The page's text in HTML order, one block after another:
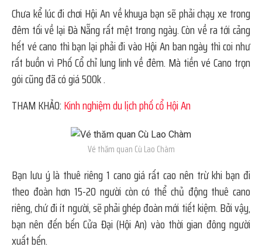
Chưa kể lúc đi chơi Hội An về khuya bạn sẽ phải chạy xe trong
đêm tối về lại Đà Nẵng rất mệt trong ngày. Còn về ra tới cảng
hết vé cano thì bạn lại phải đi vào Hội An ban ngày thì coi như
rất buồn vì Phố Cổ chỉ lung linh về đêm. Mà tiền vé Cano trọn
gói cũng đã có giá 500k .
THAM KHẢO: Kinh nghiệm du lịch phố cổ Hội An
Vé thăm quan Cù Lao Chàm
Bạn lưu ý là thuê riêng 1 cano giá rất cao nên trừ khi bạn đi
theo đoàn hơn 15-20 người còn có thể chủ động thuê cano
riêng, chứ đi ít người, sẽ phải ghép đoàn mới tiết kiệm. Bởi vậy,
bạn nên đến bến Cửa Đại (Hội An) vào thời gian đông người
xuất bến.